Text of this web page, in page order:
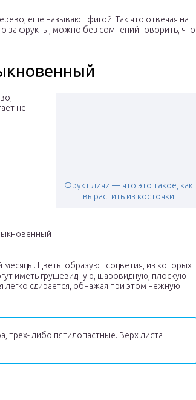
еще называют фигой. Так что отвечая на
за фрукты, можно без сомнений говорить, что
Фрукт личи — что это такое, как
вырастить из косточки
не
Цветы образуют соцветия, из которых
иметь грушевидную, шаровидную, плоскую
сдирается, обнажая при этом нежную
трех- либо пятилопастные. Верх листа